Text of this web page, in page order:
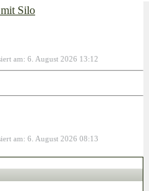
Silo
am: 6. August 2026 13:12
am: 6. August 2026 08:13